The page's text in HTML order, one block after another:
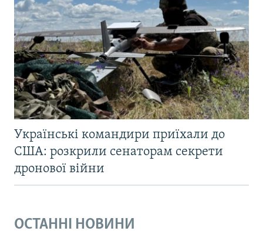
Українські командири приїхали до
США: розкрили сенаторам секрети
дронової війни
ОСТАННІ НОВИНИ